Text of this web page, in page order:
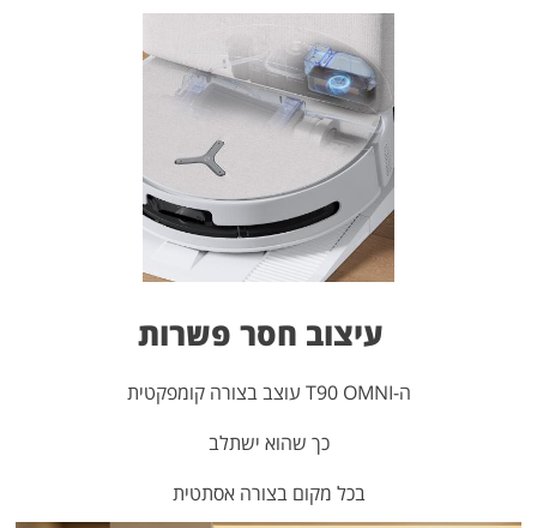
עיצוב חסר פשרות
ה-T90 OMNI עוצב בצורה קומפקטית
כך שהוא ישתלב
בכל מקום בצורה אסתטית